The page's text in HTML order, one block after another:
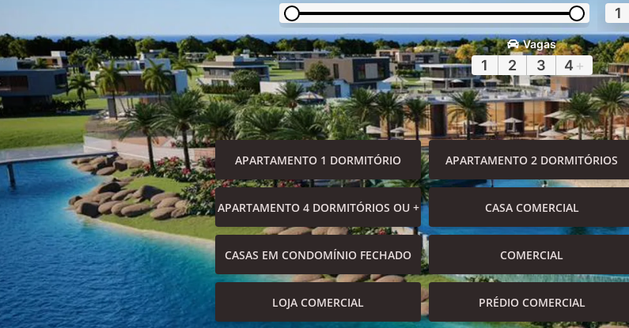
1
Vagas
1 2 3 4 +
APARTAMENTO 1 DORMITÓRIO APARTAMENTO 2 DORMITÓRIOS
APARTAMENTO 4 DORMITÓRIOS OU + CASA COMERCIAL
CASAS EM CONDOMÍNIO FECHADO COMERCIAL
LOJA COMERCIAL PRÉDIO COMERCIAL